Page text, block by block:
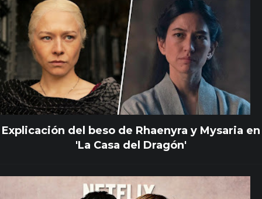
Explicación del beso de Rhaenyra y Mysaria en
'La Casa del Dragón'